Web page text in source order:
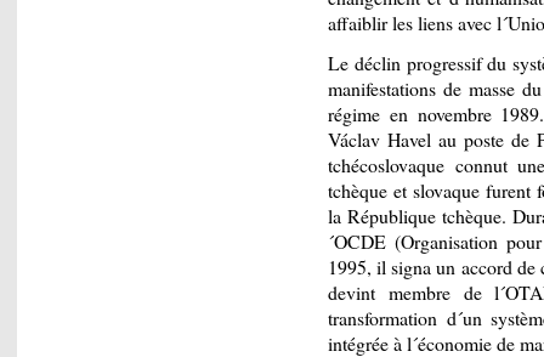
affaiblir les liens avec
Le déclin progressif du
manifestations de masse
régime en novembre
Václav Havel au poste de
tchécoslovaque connut
tchèque et slovaque furent
la République tchèque.
´OCDE (Organisation
1995, il signa un accord de
devint membre de
transformation d´un
intégrée à l´économie de